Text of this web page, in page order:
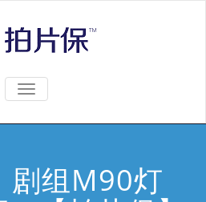
TOGGLE
组M90灯